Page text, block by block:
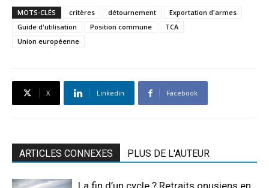
MOTS-CLÉS critères détournement
Exportation d'armes
Guide d'utilisation
Position commune
TCA
Union européenne
X Linkedin Facebook
ARTICLES CONNEXES PLUS DE L'AUTEUR